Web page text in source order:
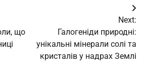
що
Next:
Галогеніди природні:
унікальні мінерали солі та
кристалів у надрах Землі